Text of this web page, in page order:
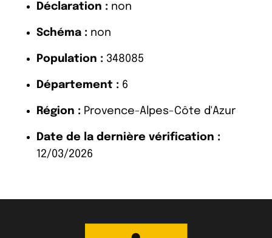
Déclaration : non
Schéma : non
Population : 348085
Département : 6
Région : Provence-Alpes-Côte d'Azur
Date de la dernière vérification :
12/03/2026